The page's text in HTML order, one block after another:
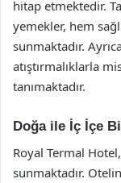
hitap etmektedir.
yemekler, hem
sunmaktadır.
atıştırmalıklarla
tanımaktadır.
Doğa ile İç İçe
Royal Termal
sunmaktadır.